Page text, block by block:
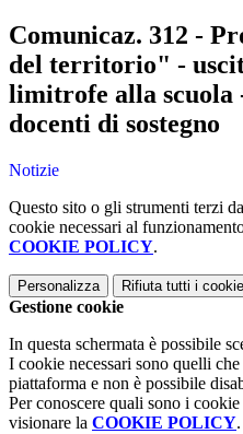
Comunicaz. 312 -
del territorio" -
limitrofe alla scuola
docenti di sostegno
Notizie
Questo sito o gli strumenti terzi
cookie necessari al
COOKIE POLICY.
Personalizza Rifiuta tutti i
Gestione cookie
In questa schermata è possibile
I cookie necessari sono quelli
piattaforma e non è possibile
Per conoscere quali sono i
visionare la COOKIE POLICY.